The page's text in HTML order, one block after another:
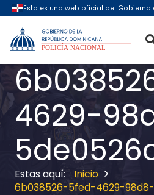
4629-
Inicio
6b038526-5fed-4629-